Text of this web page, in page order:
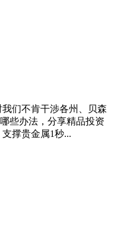
们不肯干涉各州、贝森
些办法，分享精品投资
撑贵金属1秒...